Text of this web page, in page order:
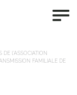
l’ASSOCIATION
FAMILIALE DE